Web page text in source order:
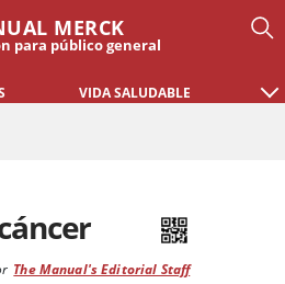
MERCK
para público general
VIDA SALUDABLE
The Manual's Editorial Staff